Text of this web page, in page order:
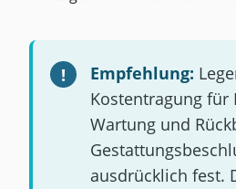
Empfehlung:
Kostentragung für
Wartung und
ausdrücklich fest.